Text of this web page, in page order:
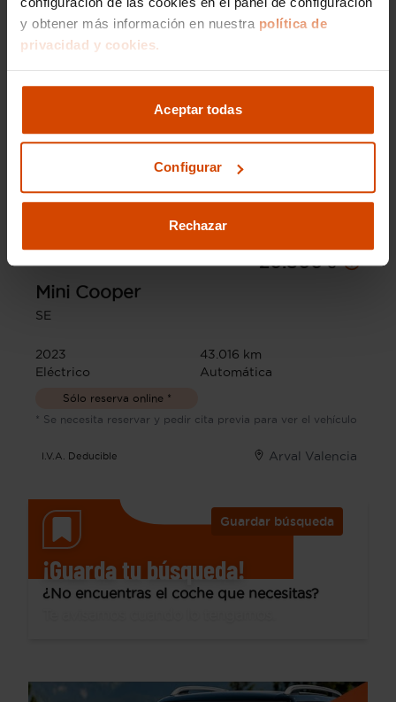
y obtener más información en nuestra política de
privacidad y cookies.
Aceptar todas
Configurar
Rechazar
20.800 €
Mini Cooper
SE
2023
43.016 km
Eléctrico
Automática
Sólo reserva online *
* Se necesita reservar y pedir cita previa para ver el vehículo
I.V.A. Deducible Arval Valencia
Guardar búsqueda
¡Guarda tu búsqueda!
¿No encuentras el coche que necesitas?